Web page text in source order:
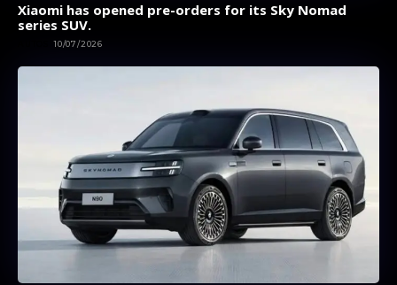
Xiaomi has opened pre-orders for its Sky Nomad
series SUV.
10/07/2026